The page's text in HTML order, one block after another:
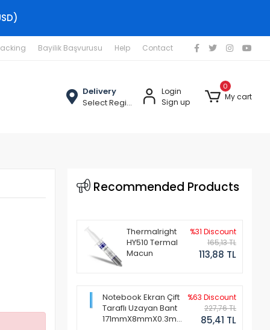
Bayilik Başvurusu Help Contact
Delivery
Select Region
Login
Sign up
0
My cart
Recommended Products
Thermalright
HY510 Termal
Macun
%31 Discount
165,13 TL
113,88 TL
Notebook Ekran Çift
Taraflı Uzayan Bant
171mmX8mmX0.3mm
%63 Discount
227,76 TL
85,41 TL